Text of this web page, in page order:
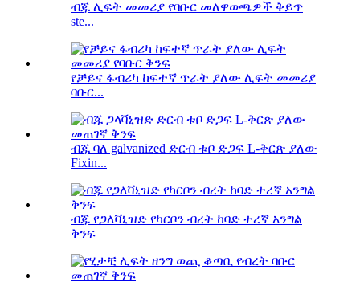
ብጁ ሊፍት መመሪያ የባቡር መለዋወጫዎች ቅይጥ
ste...
የቻይና ፋብሪካ ከፍተኛ ጥራት ያለው ሊፍት መመሪያ
ባቡር...
ብጁ ባለ galvanized ድርብ ቱቦ ድጋፍ L-ቅርጽ ያለው
Fixin...
ብጁ የጋለቫኒዝድ የካርቦን ብረት ከባድ ተረኛ አንግል
ቅንፍ